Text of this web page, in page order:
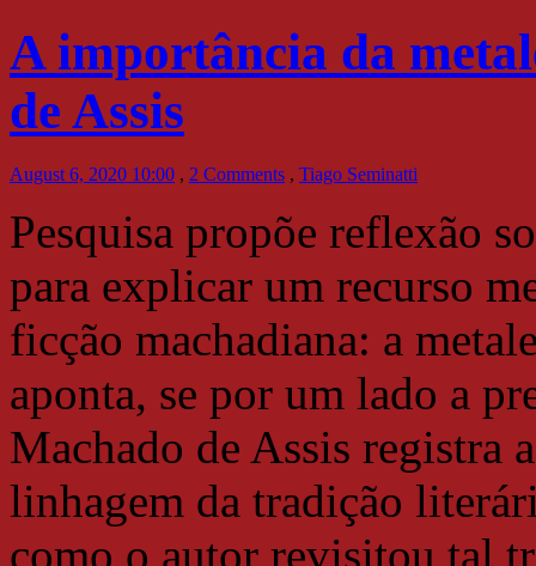
A importância da
de Assis
August 6, 2020 10:00 , 2 Comments , Tiago Seminatti
Pesquisa propõe reflexão
para explicar um recurso
ficção machadiana: a
aponta, se por um lado a
Machado de Assis registra
linhagem da tradição
como o autor revisitou tal